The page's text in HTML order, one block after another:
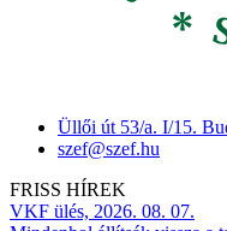
Üllői út 53/a. I/15.
szef@szef.hu
FRISS HÍREK
VKF ülés, 2026. 08. 07.